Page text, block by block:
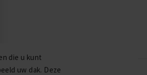
die u kunt
uw dak. Deze